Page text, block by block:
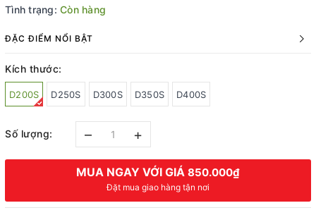
Tình trạng: Còn hàng
ĐẶC ĐIỂM NỔI BẬT
Kích thước:
D200S D250S D300S D350S D400S
Số lượng: – +
MUA NGAY VỚI GIÁ 850.000₫
Đặt mua giao hàng tận nơi